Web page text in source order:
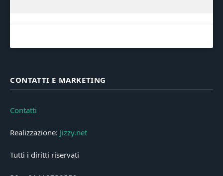
CONTATTI E MARKETING
Contatti
Realizzazione: Jizzy.net
Tutti i diritti riservati